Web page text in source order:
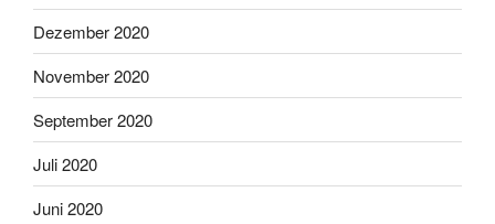
Dezember 2020
November 2020
September 2020
Juli 2020
Juni 2020